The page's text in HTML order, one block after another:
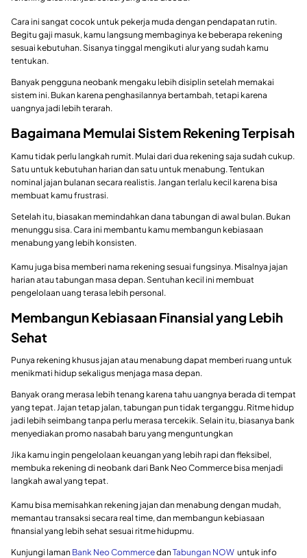
Cara ini sangat cocok untuk pekerja muda dengan pendapatan rutin.
Begitu gaji masuk, kamu langsung membaginya ke beberapa rekening
sesuai kebutuhan. Sisanya tinggal mengikuti alur yang sudah kamu
tentukan.
Banyak pengguna neobank mengaku lebih disiplin setelah memakai
sistem ini. Bukan karena penghasilannya bertambah, tetapi karena
uangnya jadi lebih terarah.
Bagaimana Memulai Sistem Rekening Terpisah
Kamu tidak perlu langkah rumit. Mulai dari dua rekening saja sudah cukup.
Satu untuk kebutuhan harian dan satu untuk menabung. Tentukan
nominal jajan bulanan secara realistis. Jangan terlalu kecil karena bisa
membuat kamu frustrasi.
Setelah itu, biasakan memindahkan dana tabungan di awal bulan. Bukan
menunggu sisa. Cara ini membantu kamu membangun kebiasaan
menabung yang lebih konsisten.
Kamu juga bisa memberi nama rekening sesuai fungsinya. Misalnya jajan
harian atau tabungan masa depan. Sentuhan kecil ini membuat
pengelolaan uang terasa lebih personal.
Membangun Kebiasaan Finansial yang Lebih
Sehat
Punya rekening khusus jajan atau menabung dapat memberi ruang untuk
menikmati hidup sekaligus menjaga masa depan.
Banyak orang merasa lebih tenang karena tahu uangnya berada di tempat
yang tepat. Jajan tetap jalan, tabungan pun tidak terganggu. Ritme hidup
jadi lebih seimbang tanpa perlu merasa tercekik. Selain itu, biasanya bank
menyediakan promo nasabah baru yang menguntungkan
Jika kamu ingin pengelolaan keuangan yang lebih rapi dan fleksibel,
membuka rekening di neobank dari Bank Neo Commerce bisa menjadi
langkah awal yang tepat.
Kamu bisa memisahkan rekening jajan dan menabung dengan mudah,
memantau transaksi secara real time, dan membangun kebiasaan
finansial yang lebih sehat sesuai ritme hidupmu.
Kunjungi laman Bank Neo Commercedan Tabungan NOW untuk info